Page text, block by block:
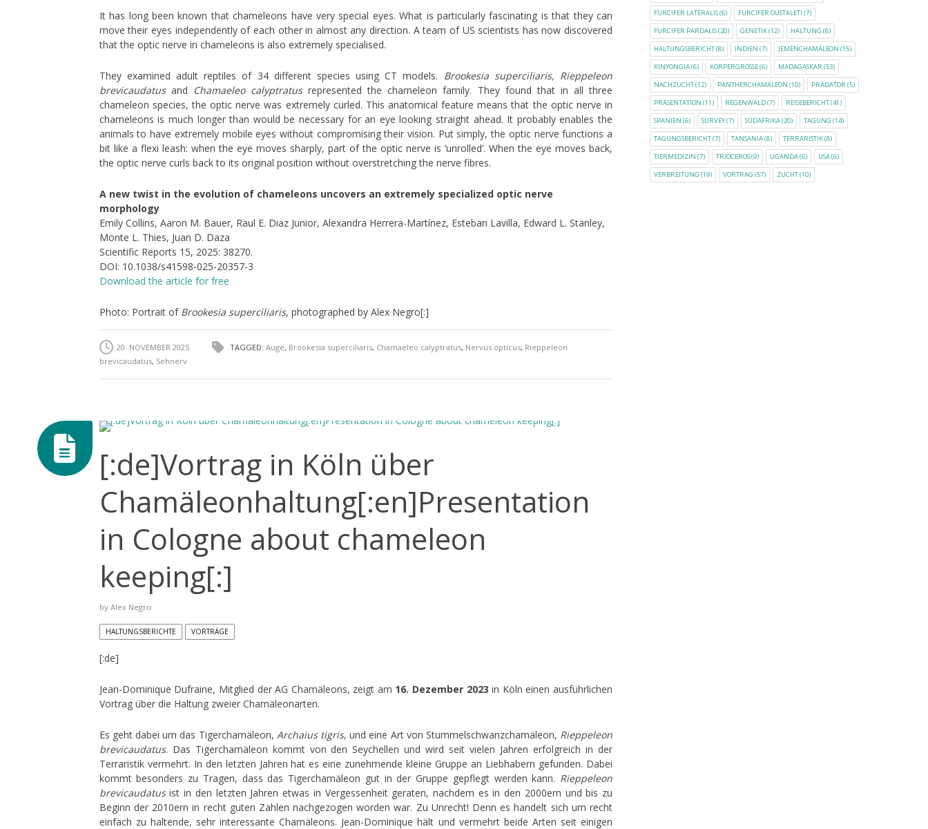
It has long been known that chameleons have very special eyes. What is particularly fascinating is that they can
move their eyes independently of each other in almost any direction. A team of US scientists has now discovered
that the optic nerve in chameleons is also extremely specialised.
They examined adult reptiles of 34 different species using CT models. Brookesia superciliaris, Rieppeleon
brevicaudatusand Chamaeleo calyptratusrepresented the chameleon family. They found that in all three
chameleon species, the optic nerve was extremely curled. This anatomical feature means that the optic nerve in
chameleons is much longer than would be necessary for an eye looking straight ahead. It probably enables the
animals to have extremely mobile eyes without compromising their vision. Put simply, the optic nerve functions a
bit like a flexi leash: when the eye moves sharply, part of the optic nerve is ‘unrolled’. When the eye moves back,
the optic nerve curls back to its original position without overstretching the nerve fibres.
A new twist in the evolution of chameleons uncovers an extremely specialized optic nerve
morphology
Emily Collins, Aaron M. Bauer, Raul E. Diaz Junior, Alexandra Herrera-Martínez, Esteban Lavilla, Edward L. Stanley,
Monte L. Thies, Juan D. Daza
Scientific Reports 15, 2025: 38270.
DOI: 10.1038/s41598-025-20357-3
Download the article for free
Photo: Portrait of Brookesia superciliaris, photographed by Alex Negro[:]
20. NOVEMBER 2025 TAGGED: Auge, Brookesia superciliaris, Chamaeleo calyptratus, Nervus opticus, Rieppeleon
brevicaudatus, Sehnerv
[:de]Vortrag in Köln über
Chamäleonhaltung[:en]Presentation
in Cologne about chameleon
keeping[:]
by Alex Negro
HALTUNGSBERICHTE VORTRÄGE
[:de]
Jean-Dominique Dufraine, Mitglied der AG Chamäleons, zeigt am 16. Dezember 2023 in Köln einen ausführlichen
Vortrag über die Haltung zweier Chamäleonarten.
Es geht dabei um das Tigerchamäleon, Archaius tigris, und eine Art von Stummelschwanzchamäleon, Rieppeleon
brevicaudatus. Das Tigerchamäleon kommt von den Seychellen und wird seit vielen Jahren erfolgreich in der
Terraristik vermehrt. In den letzten Jahren hat es eine zunehmende kleine Gruppe an Liebhabern gefunden. Dabei
kommt besonders zu Tragen, dass das Tigerchamäleon gut in der Gruppe gepflegt werden kann. Rieppeleon
brevicaudatusist in den letzten Jahren etwas in Vergessenheit geraten, nachdem es in den 2000ern und bis zu
Beginn der 2010ern in recht guten Zahlen nachgezogen worden war. Zu Unrecht! Denn es handelt sich um recht
einfach zu haltende, sehr interessante Chamäleons. Jean-Dominique hält und vermehrt beide Arten seit einigen
FURCIFER LATERALIS(6) FURCIFER OUSTALETI (7)
FURCIFER PARDALIS(20) GENETIK(12) HALTUNG (8)
HALTUNGSBERICHT(8) INDIEN (7) JEMENCHAMÄLEON (15)
KINYONGIA(6) KÖRPERGRÖSSE (6) MADAGASKAR(53)
NACHZUCHT(12) PANTHERCHAMÄLEON (10) PRÄDATOR(5)
PRÄSENTATION (11) REGENWALD(7) REISEBERICHT(41)
SPANIEN (6) SURVEY(7) SÜDAFRIKA(20) TAGUNG (14)
TAGUNGSBERICHT(7) TANSANIA(8) TERRARISTIK(8)
TIERMEDIZIN (7) TRIOCEROS(9) UGANDA(6) USA(6)
VERBREITUNG (19) VORTRAG (57) ZUCHT(10)